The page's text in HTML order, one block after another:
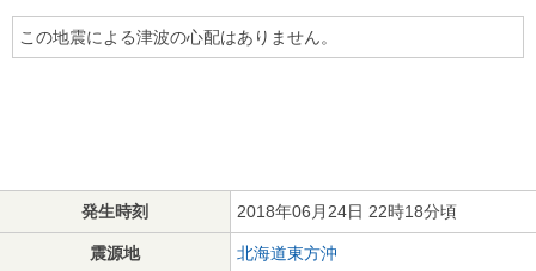
この地震による津波の心配はありません。
発生時刻 2018年06月24日 22時18分頃
震源地 北海道東方沖